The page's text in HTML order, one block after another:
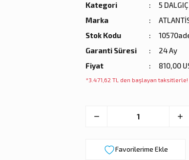
Kategori
5
Marka
Stok Kodu
Garanti Süresi
24 Ay
Fiyat
810,00
*3.471,62 TL den başlayan taksitlerle!